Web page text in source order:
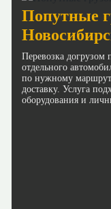
Попутные
Перевозка догрузом
отдельного
по нужному
доставку. Услуга
оборудования и